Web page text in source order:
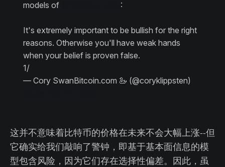
models of
:
It's extremely important to be bullish for the right
reasons. Otherwise you'll have weak hands
when your belief is proven false.
1/
— Cory SwanBitcoin.com 🦢 (@coryklippsten)
这并不意味着比特币的价格在未来不会大幅上涨--但
它确实给我们敲响了警钟，即基于基本面信息的模
型包含风险，因为它们存在选择性偏差。因此，虽